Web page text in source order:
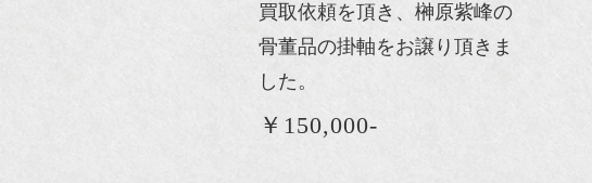
買取依頼を頂き、榊原紫峰の
骨董品の掛軸をお譲り頂きま
した。
￥150,000-